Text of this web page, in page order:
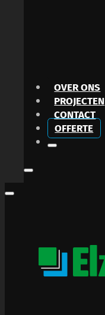
OVER ONS
PROJECTEN
CONTACT
OFFERTE